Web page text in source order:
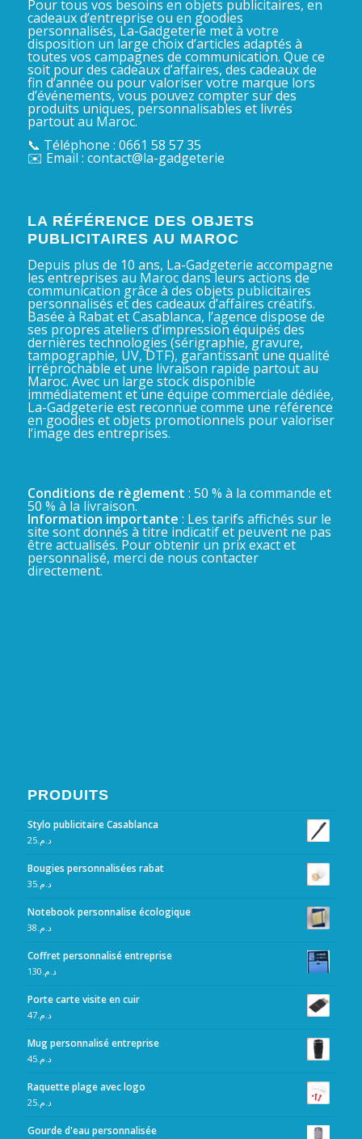
Pour tous vos besoins en objets publicitaires, en
cadeaux d’entreprise ou en goodies
personnalisés, La-Gadgeterie met à votre
disposition un large choix d’articles adaptés à
toutes vos campagnes de communication. Que ce
soit pour des cadeaux d’affaires, des cadeaux de
fin d’année ou pour valoriser votre marque lors
d’événements, vous pouvez compter sur des
produits uniques, personnalisables et livrés
partout au Maroc.
📞 Téléphone : 0661 58 57 35
✉️ Email : contact@la-gadgeterie
LA RÉFÉRENCE DES OBJETS
PUBLICITAIRES AU MAROC
Depuis plus de 10 ans, La-Gadgeterie accompagne
les entreprises au Maroc dans leurs actions de
communication grâce à des objets publicitaires
personnalisés et des cadeaux d’affaires créatifs.
Basée à Rabat et Casablanca, l’agence dispose de
ses propres ateliers d’impression équipés des
dernières technologies (sérigraphie, gravure,
tampographie, UV, DTF), garantissant une qualité
irréprochable et une livraison rapide partout au
Maroc. Avec un large stock disponible
immédiatement et une équipe commerciale dédiée,
La-Gadgeterie est reconnue comme une référence
en goodies et objets promotionnels pour valoriser
l’image des entreprises.
Conditions de règlement : 50 % à la commande et
50 % à la livraison.
Information importante : Les tarifs affichés sur le
site sont donnés à titre indicatif et peuvent ne pas
être actualisés. Pour obtenir un prix exact et
personnalisé, merci de nous contacter
directement.
PRODUITS
Stylo publicitaire Casablanca
د.م.25
Bougies personnalisées rabat
د.م.35
Notebook personnalise écologique
د.م.38
Coffret personnalisé entreprise
د.م.130
Porte carte visite en cuir
د.م.47
Mug personnalisé entreprise
د.م.45
Raquette plage avec logo
د.م.25
Gourde d'eau personnalisée